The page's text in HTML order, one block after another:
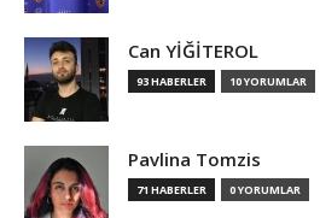
Can YİĞİTEROL
93 HABERLER 10 YORUMLAR
Pavlina Tomzis
71 HABERLER 0 YORUMLAR